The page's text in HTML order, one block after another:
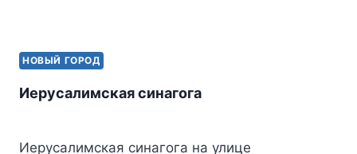
НОВЫЙ ГОРОД
Иерусалимская синагога
Иерусалимская синагога на улице